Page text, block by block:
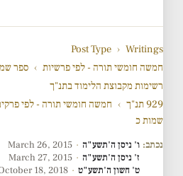
Post Type › Writings
חמשה חומשי תורה - לפי פרשיות › ספר
רשימות מקבוצת הלימוד בתנ"ך
929 תנ"ך
› חמשה חומשי תורה - לפי
שמות כ
נכתב: ו' ניסן ה'תשע"ה ·
March 26, 2015
ז' ניסן ה'תשע"ה ·
March 27, 2015
ט' חשון ה'תשע"ט ·
18, 2018